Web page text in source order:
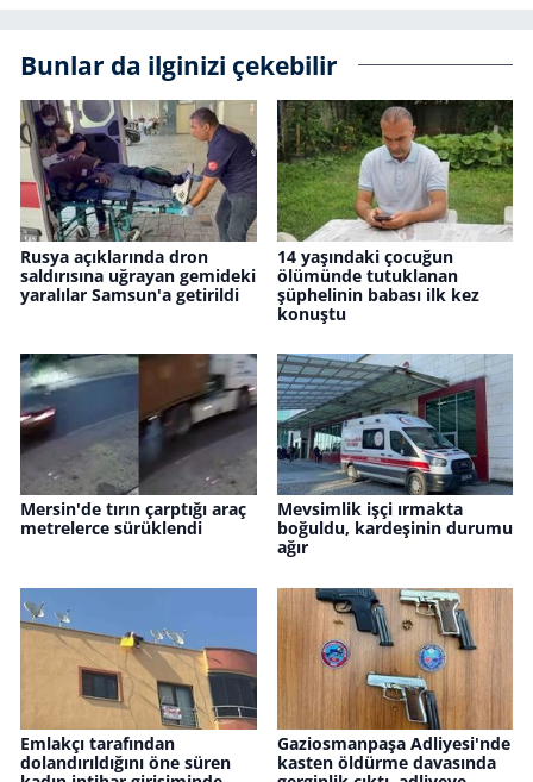
Bunlar da ilginizi çekebilir
Rusya açıklarında dron
saldırısına uğrayan gemideki
yaralılar Samsun'a getirildi
14 yaşındaki çocuğun
ölümünde tutuklanan
şüphelinin babası ilk kez
konuştu
Mersin'de tırın çarptığı araç
metrelerce sürüklendi
Mevsimlik işçi ırmakta
boğuldu, kardeşinin durumu
ağır
Emlakçı tarafından
dolandırıldığını öne süren
Gaziosmanpaşa Adliyesi'nde
kasten öldürme davasında